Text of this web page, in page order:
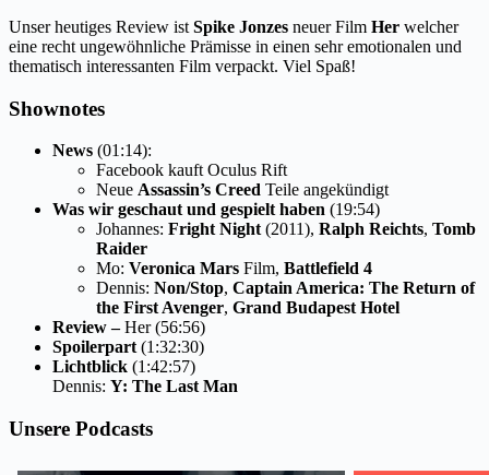
Unser heutiges Review ist Spike Jonzes neuer Film Her welcher
eine recht ungewöhnliche Prämisse in einen sehr emotionalen und
thematisch interessanten Film verpackt. Viel Spaß!
Shownotes
News (01:14):
Facebook kauft Oculus Rift
Neue Assassin’s Creed Teile angekündigt
Was wir geschaut und gespielt haben (19:54)
Johannes: Fright Night (2011), Ralph Reichts, Tomb
Raider
Mo: Veronica Mars Film, Battlefield 4
Dennis: Non/Stop, Captain America: The Return of
the First Avenger, Grand Budapest Hotel
Review –Her (56:56)
Spoilerpart (1:32:30)
Lichtblick (1:42:57)
Dennis: Y: The Last Man
Unsere Podcasts